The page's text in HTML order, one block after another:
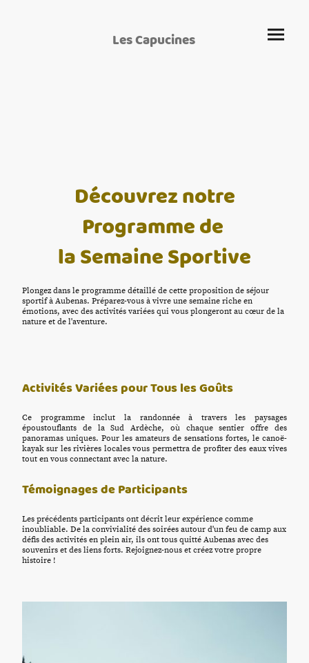
Les Capucines
Découvrez notre
Programme de
la Semaine Sportive
Plongez dans le programme détaillé de cette proposition de séjour
sportif à Aubenas. Préparez-vous à vivre une semaine riche en
émotions, avec des activités variées qui vous plongeront au cœur de la
nature et de l'aventure.
Activités Variées pour Tous les Goûts
Ce programme inclut la randonnée à travers les paysages
époustouflants de la Sud Ardèche, où chaque sentier offre des
panoramas uniques. Pour les amateurs de sensations fortes, le canoë-
kayak sur les rivières locales vous permettra de profiter des eaux vives
tout en vous connectant avec la nature.
Témoignages de Participants
Les précédents participants ont décrit leur expérience comme
inoubliable. De la convivialité des soirées autour d'un feu de camp aux
défis des activités en plein air, ils ont tous quitté Aubenas avec des
souvenirs et des liens forts. Rejoignez-nous et créez votre propre
histoire !